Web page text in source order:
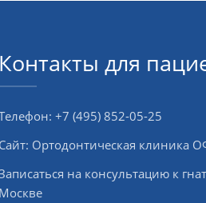
Контакты для
+7 (495) 852-05-25
Сайт: Ортодонтическая клиника
на консультацию к
Москве